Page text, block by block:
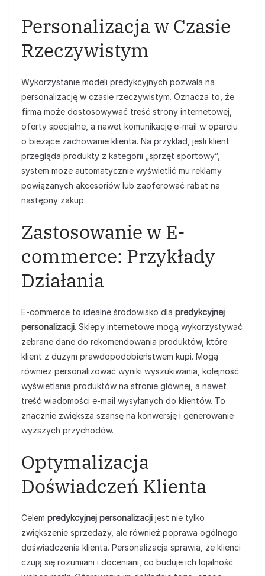
Personalizacja w Czasie
Rzeczywistym
Wykorzystanie modeli predykcyjnych pozwala na
personalizację w czasie rzeczywistym. Oznacza to, że
firma może dostosowywać treść strony internetowej,
oferty specjalne, a nawet komunikację e-mail w oparciu
o bieżące zachowanie klienta. Na przykład, jeśli klient
przegląda produkty z kategorii „sprzęt sportowy”,
system może automatycznie wyświetlić mu reklamy
powiązanych akcesoriów lub zaoferować rabat na
następny zakup.
Zastosowanie w E-
commerce: Przykłady
Działania
E-commerce to idealne środowisko dla predykcyjnej
personalizacji. Sklepy internetowe mogą wykorzystywać
zebrane dane do rekomendowania produktów, które
klient z dużym prawdopodobieństwem kupi. Mogą
również personalizować wyniki wyszukiwania, kolejność
wyświetlania produktów na stronie głównej, a nawet
treść wiadomości e-mail wysyłanych do klientów. To
znacznie zwiększa szansę na konwersję i generowanie
wyższych przychodów.
Optymalizacja
Doświadczeń Klienta
Celem predykcyjnej personalizacji jest nie tylko
zwiększenie sprzedaży, ale również poprawa ogólnego
doświadczenia klienta. Personalizacja sprawia, że klienci
czują się rozumiani i doceniani, co buduje ich lojalność